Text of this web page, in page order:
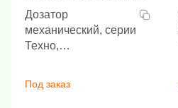
Дозатор
механический, серии
Техно,
100-1000 мкл,
Под заказ